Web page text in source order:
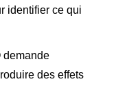
identifier ce qui
demande
des effets